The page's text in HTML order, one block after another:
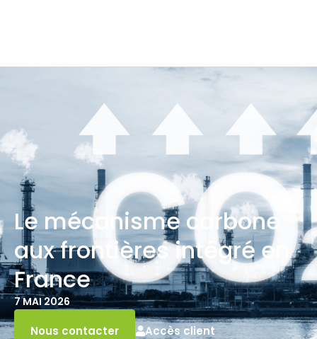
Le mécanisme carbone
aux frontières intégré en
France
7 MAI 2026
Nous contacter Accès client